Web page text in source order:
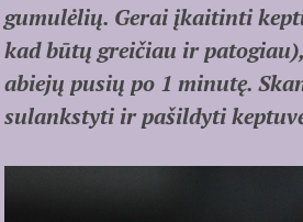
gumulėlių. Gerai įkaitinti
kad būtų greičiau ir
abiejų pusių po 1 minutę.
sulankstyti ir pašildyti